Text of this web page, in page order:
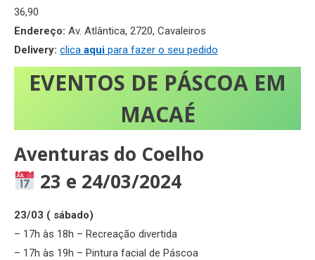
36,90
Endereço: Av. Atlântica, 2720, Cavaleiros
Delivery: clica aqui para fazer o seu pedido
EVENTOS DE PÁSCOA EM
MACAÉ
Aventuras do Coelho
23 e 24/03/2024
23/03 ( sábado)
– 17h às 18h – Recreação divertida
– 17h às 19h – Pintura facial de Páscoa